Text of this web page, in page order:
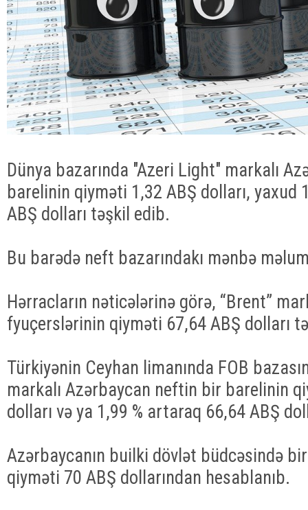
Dünya bazarında "Azeri Light" markalı
barelinin qiyməti 1,32 ABŞ dolları, yaxud
ABŞ dolları təşkil edib.
Bu barədə neft bazarındakı mənbə
Hərracların nəticələrinə görə, “Brent”
fyuçerslərinin qiyməti 67,64 ABŞ dolları
Türkiyənin Ceyhan limanında FOB
markalı Azərbaycan neftin bir barelinin
dolları və ya 1,99 % artaraq 66,64 ABŞ
Azərbaycanın builki dövlət büdcəsində
qiyməti 70 ABŞ dollarından hesablanıb.